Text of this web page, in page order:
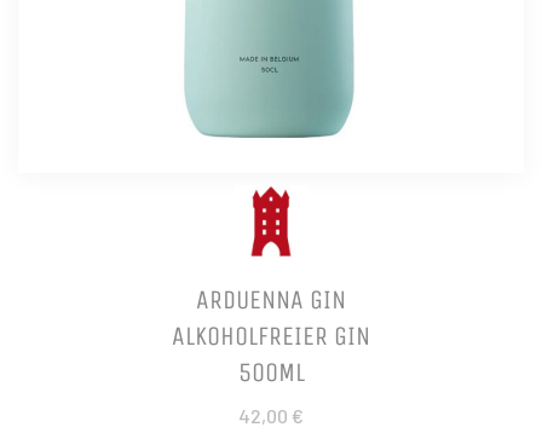
ARDUENNA GIN
ALKOHOLFREIER GIN
500ML
42,00 €